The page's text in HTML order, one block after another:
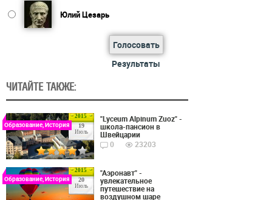
Юлий Цезарь
Голосовать
Результаты
ЧИТАЙТЕ ТАКЖЕ:
2015
19
Июль
Образование, История
"Lyceum Alpinum Zuoz" -
школа-пансион в
Швейцарии
0
23203
2015
20
Июль
Образование, История
"Аэронавт" -
увлекательное
путешествие на
воздушном шаре